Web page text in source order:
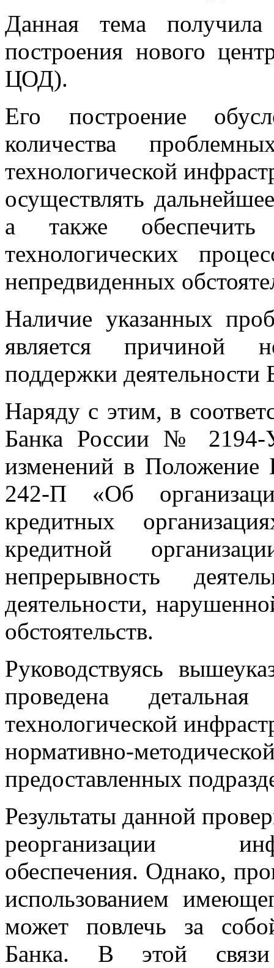
Данная тема
построения нового
ЦОД).
Его построение
количества
технологической
осуществлять
а также обеспечить
технологических
непредвиденных
Наличие указанных
является причиной
поддержки деятельности
Наряду с этим, в
Банка России № 2194-
изменений в
242-П «Об
кредитных
кредитной
непрерывность
деятельности,
обстоятельств.
Руководствуясь
проведена
технологической
нормативно-
предоставленных
Результаты данной
реорганизации
обеспечения. Однако,
использованием
может повлечь за
Банка. В этой связи